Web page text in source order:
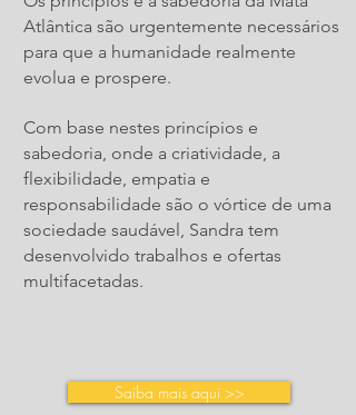
Atlântica são urgentemente necessários
para que a humanidade realmente
evolua e prospere.
Com base nestes princípios e
sabedoria, onde a criatividade, a
flexibilidade, empatia e
responsabilidade são o vórtice de uma
sociedade saudável, Sandra tem
desenvolvido trabalhos e ofertas
multifacetadas.
Saiba mais aqui >>